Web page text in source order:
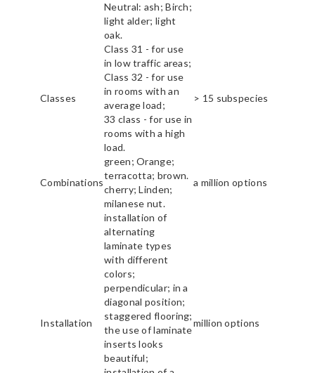
Neutral: ash; Birch;
light alder; light
oak.
Classes
Class 31 - for use
in low traffic areas;
Class 32 - for use
in rooms with an
average load;
33 class - for use in
rooms with a high
load.
> 15 subspecies
Combinations
green; Orange;
terracotta; brown.
cherry; Linden;
milanese nut.
a million options
Installation
installation of
alternating
laminate types
with different
colors;
perpendicular; in a
diagonal position;
staggered flooring;
the use of laminate
inserts looks
beautiful;
million options